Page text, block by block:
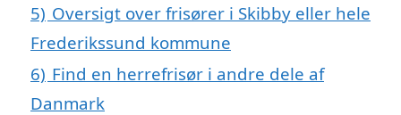
5) Oversigt over frisører i Skibby eller hele
Frederikssund kommune
6) Find en herrefrisør i andre dele af
Danmark